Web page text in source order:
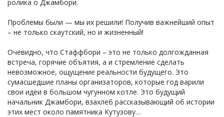
ролика о Джамбори.
Проблемы были — мы их решили! Получив важнейший опыт
– не только скаутский, но и жизненный!
Очевидно, что Стаффбори – это не только долгожданная
встреча, горячие объятия, а и стремление сделать
невозможное, ощущение реальности будущего. Это
сумасшедшие планы организаторов, которые год варили
свои идеи в большом чугунном котле. Это будущий
начальник Джамбори, взахлеб рассказывающий об истории
этих мест около памятника Кутузову…